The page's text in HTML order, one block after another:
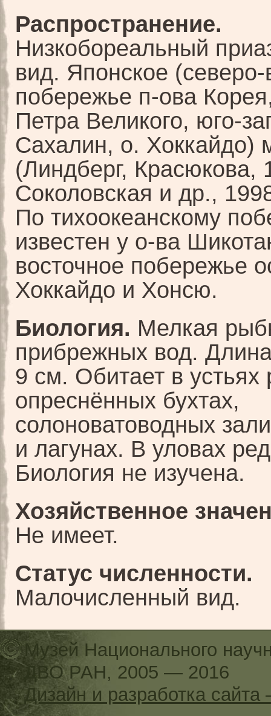
Распространение.
Низкобореальный
вид. Японское (северо-
побережье п-ова
Петра Великого, юго-
Сахалин, о. Хоккайдо)
(Линдберг, Красюкова,
Соколовская и др.,
По тихоокеанскому
известен у о-ва
восточное побережье
Хоккайдо и Хонсю.
Биология. Мелкая
прибрежных вод.
9 см. Обитает в устьях
опреснённых бухтах,
солоноватоводных
и лагунах. В уловах
Биология не изучена.
Хозяйственное
Не имеет.
Статус численности.
Малочисленный вид.
Музей Национального
ДВО РАН, 2005 — 2016
Дизайн и разработка